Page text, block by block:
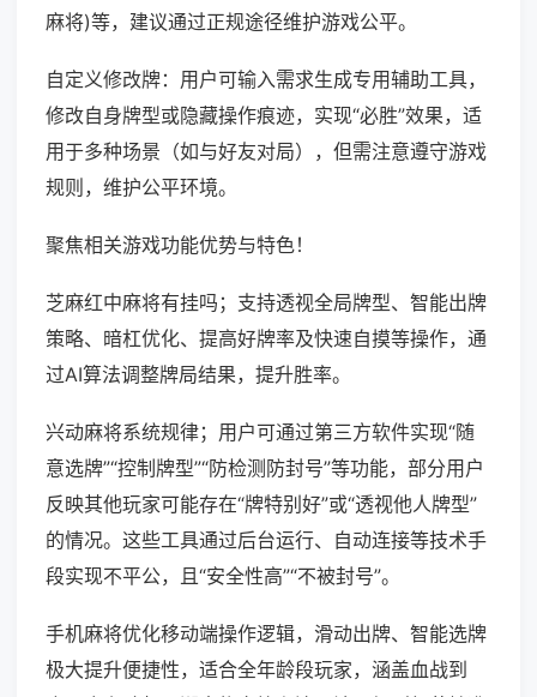
麻将)等，建议通过正规途径维护游戏公平。
自定义修改牌：用户可输入需求生成专用辅助工具，
修改自身牌型或隐藏操作痕迹，实现“必胜”效果，适
用于多种场景（如与好友对局），但需注意遵守游戏
规则，维护公平环境。
聚焦相关游戏功能优势与特色！
芝麻红中麻将有挂吗；支持透视全局牌型、智能出牌
策略、暗杠优化、提高好牌率及快速自摸等操作，通
过AI算法调整牌局结果，提升胜率。
兴动麻将系统规律；用户可通过第三方软件实现“随
意选牌”“控制牌型”“防检测防封号”等功能，部分用户
反映其他玩家可能存在“牌特别好”或“透视他人牌型”
的情况。这些工具通过后台运行、自动连接等技术手
段实现不平公，且“安全性高”“不被封号”。
手机麻将优化移动端操作逻辑，滑动出牌、智能选牌
极大提升便捷性，适合全年龄段玩家，涵盖血战到